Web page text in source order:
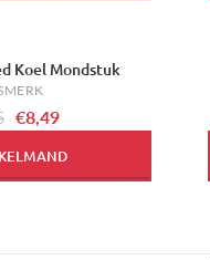
Koel Mondstuk
€8,49